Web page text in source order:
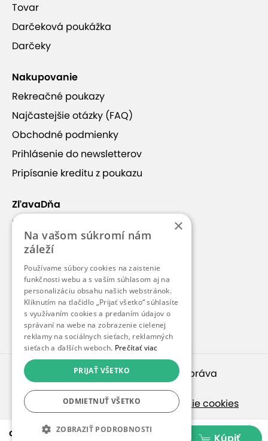
od 29,90 €
Tovar
Darčeková poukážka
Darčeky
Nakupovanie
Rekreačné poukazy
Najčastejšie otázky (FAQ)
Obchodné podmienky
Prihlásenie do newsletterov
Pripísanie kreditu z poukazu
ZľavaDňa
Náš príbeh
Kontakt
Kariéra
Blog
Pre médiá
Pre partnerov
© 2010 – 2026inspirago s. r. o.
. Všetky práva
vyhradené.
Ochrana osobných údajov|
Nastavenie cookies
Ak hľadáte ponuky v češtine, pozrite sa na
×
Na vašom súkromí nám
záleží
Používame súbory cookies na zaistenie
funkčnosti webu a s vaším súhlasom aj na
personalizáciu obsahu našich webstránok.
Kliknutím na tlačidlo „Prijať všetko“ súhlasíte
s využívaním cookies a predaním údajov o
správaní na webe na zobrazenie cielenej
reklamy na sociálnych sieťach, reklamných
sieťach a ďalších weboch. Prečítať viac
PRIJAŤ VŠETKO
ODMIETNUŤ VŠETKO
ZOBRAZIŤ PODROBNOSTI